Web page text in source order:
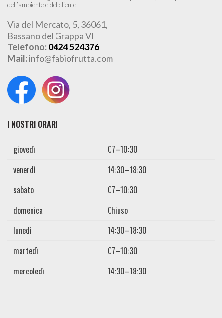
dell’ambiente e del cliente
Via del Mercato, 5, 36061,
Bassano del Grappa VI
Telefono:0424 524376
Mail:info@fabiofrutta.com
I NOSTRI ORARI
giovedì
07–10:30
venerdì
14:30–18:30
sabato
07–10:30
domenica
Chiuso
lunedì
14:30–18:30
martedì
07–10:30
mercoledì
14:30–18:30